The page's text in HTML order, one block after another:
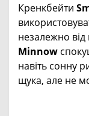
Кренкбейти
незалежно від
Minnow
навіть сонну
щука, але не